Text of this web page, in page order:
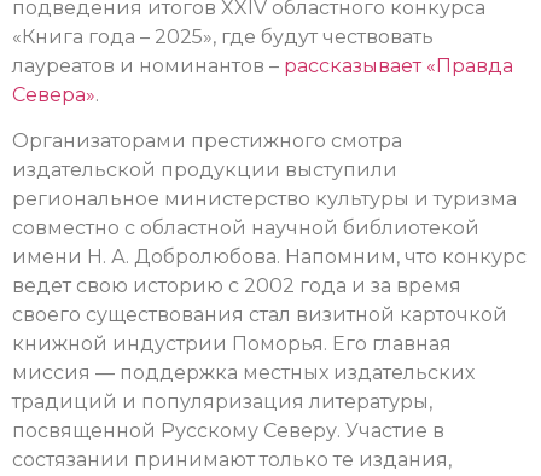
подведения итогов XXIV областного конкурса
«Книга года – 2025», где будут чествовать
лауреатов и номинантов – рассказывает «Правда
Севера».
Организаторами престижного смотра
издательской продукции выступили
региональное министерство культуры и туризма
совместно с областной научной библиотекой
имени Н. А. Добролюбова. Напомним, что конкурс
ведет свою историю с 2002 года и за время
своего существования стал визитной карточкой
книжной индустрии Поморья. Его главная
миссия — поддержка местных издательских
традиций и популяризация литературы,
посвященной Русскому Северу. Участие в
состязании принимают только те издания,